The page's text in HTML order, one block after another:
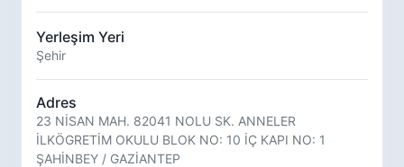
Yerleşim Yeri
Şehir
Adres
23 NİSAN MAH. 82041 NOLU SK. ANNELER
İLKÖGRETİM OKULU BLOK NO: 10 İÇ KAPI NO: 1
ŞAHİNBEY / GAZİANTEP